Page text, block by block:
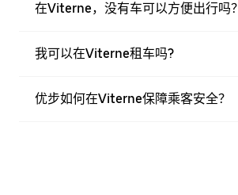
在Viterne，没有车可以方便出行吗？
我可以在Viterne租车吗?
优步如何在Viterne保障乘客安全？